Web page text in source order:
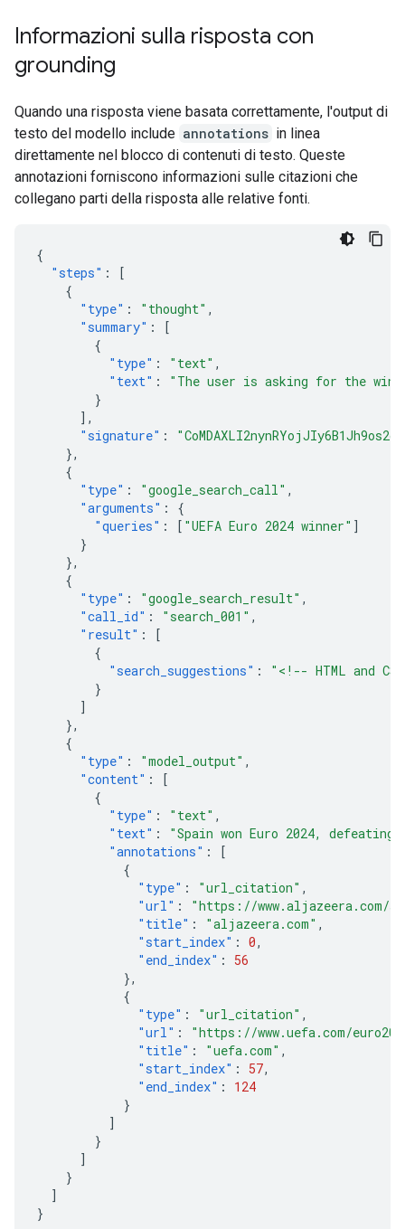
Informazioni sulla risposta con
grounding
Quando una risposta viene basata correttamente, l'output di
testo del modello include annotations in linea
direttamente nel blocco di contenuti di testo. Queste
annotazioni forniscono informazioni sulle citazioni che
collegano parti della risposta alle relative fonti.
{
"steps" :
[
{
"type" : "thought" ,
"summary" :
[
{
"type" : "text" ,
"text" :
"The user is asking for the
}
],
"signature" :
},
{
"type" : "google_search_call" ,
"arguments" :
{
"queries" : [ "UEFA Euro 2024 winner" ]
}
},
{
"type" : "google_search_result" ,
"call_id" : "search_001" ,
"result" :
[
{
"search_suggestions" :
"<!-- HTML and
}
]
},
{
"type" : "model_output" ,
"content" :
[
{
"type" : "text" ,
"text" :
"Spain won Euro 2024,
"annotations" :
[
{
"type" : "url_citation" ,
"url" :
"https://www.aljazeera.com/
"title" : "aljazeera.com" ,
"start_index" : 0,
"end_index" :
56
},
{
"type" : "url_citation" ,
"url" :
"https://www.uefa.com/
"title" : "uefa.com" ,
"start_index" : 57,
"end_index" :
124
}
]
}
]
}
]
}